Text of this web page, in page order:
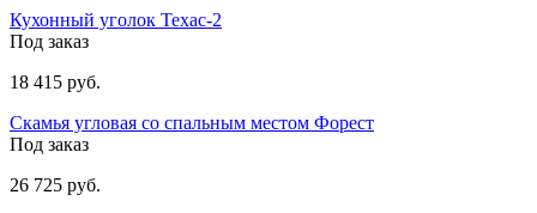
Кухонный уголок Техас-2
Под заказ
18 415 руб.
Скамья угловая со спальным местом Форест
Под заказ
26 725 руб.